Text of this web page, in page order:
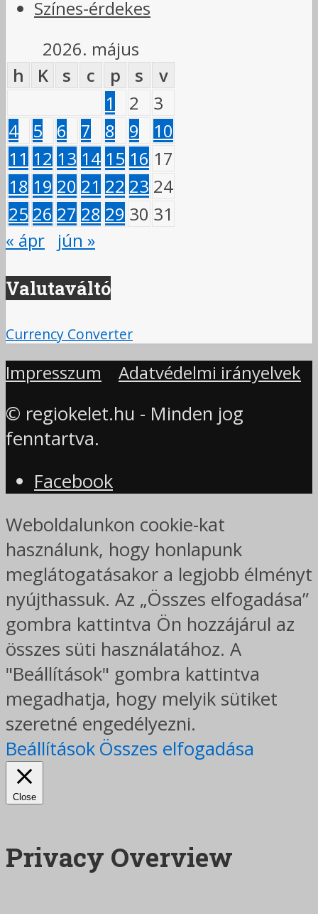
Színes-érdekes
2026. május
h
K s c p s
v
1
2
3
4
5 6 7 8 9
10
11 12 13 14 15 16 17
18 19 20 21 22 23 24
25 26 27 28 29 30 31
« ápr
jún »
Valutaváltó
Currency Converter
Impresszum Adatvédelmi irányelvek
© regiokelet.hu - Minden jog
fenntartva.
Facebook
Weboldalunkon cookie-kat
használunk, hogy honlapunk
meglátogatásakor a legjobb élményt
nyújthassuk. Az „Összes elfogadása”
gombra kattintva Ön hozzájárul az
összes süti használatához. A
"Beállítások" gombra kattintva
megadhatja, hogy melyik sütiket
szeretné engedélyezni.
Beállítások Összes elfogadása
Close
Privacy Overview